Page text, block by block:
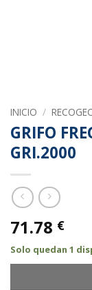
INICIO /
GRIFO
GRI.2000
71.78 €
Solo quedan 1